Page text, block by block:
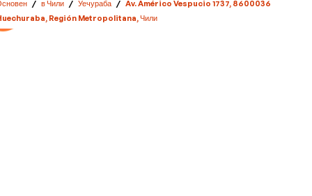
/ в Чили / Уечураба / Av. Américo Vespucio 1737, 8600036
Región Metropolitana, Чили